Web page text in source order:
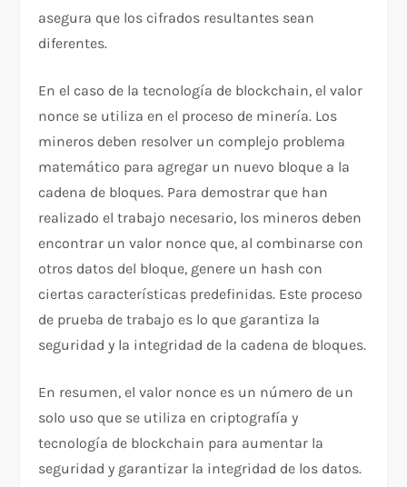
asegura que los cifrados resultantes sean
diferentes.
En el caso de la tecnología de blockchain, el valor
nonce se utiliza en el proceso de minería. Los
mineros deben resolver un complejo problema
matemático para agregar un nuevo bloque a la
cadena de bloques. Para demostrar que han
realizado el trabajo necesario, los mineros deben
encontrar un valor nonce que, al combinarse con
otros datos del bloque, genere un hash con
ciertas características predefinidas. Este proceso
de prueba de trabajo es lo que garantiza la
seguridad y la integridad de la cadena de bloques.
En resumen, el valor nonce es un número de un
solo uso que se utiliza en criptografía y
tecnología de blockchain para aumentar la
seguridad y garantizar la integridad de los datos.